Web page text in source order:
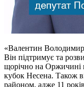
«Валентин
Він підтримує та
щорічно на Оржичині
кубок Несена. Також
районом, адже 11